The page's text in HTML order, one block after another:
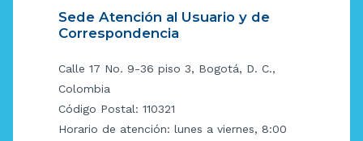
Sede Atención al Usuario y de
Correspondencia
Calle 17 No. 9-36 piso 3, Bogotá, D. C.,
Colombia
Código Postal: 110321
Horario de atención: lunes a viernes, 8:00